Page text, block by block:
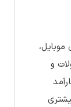
موبایل،
و